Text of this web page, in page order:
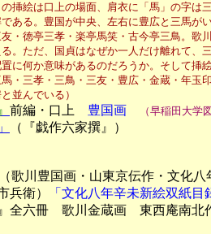
は口上の場面、肩衣に「馬」の字は三
。豊国が中央、左右に豊広と三馬がい
亭三孝・楽亭馬笑・古今亭三鳥。歌川
だ、国貞はなぜか一人だけ離れて、三
か意味があるのだろうか。そして挿絵
孝・三鳥・三友・豊広・金蔵・年玉印
んでいる）
前編・口上 豊国画 （早稲田大学
（『戯作六家撰』）
川豊国画・山東京伝作・文化八
衛）
「文化八年辛未新絵双紙目
冊　歌川金蔵画　東西庵南北